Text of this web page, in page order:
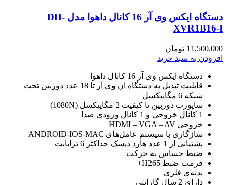
دستگاه ایکس وی آر 16 کانال داهوا مدل DH-
XVR1B16-I
11,500,000 تومان
افزودن به سبد خرید
دستگاه ایکس وی آر 16 کانال داهوا
قابلیت تبدیل به دستگاه ان وی آر تا 18 عدد دوربین تحت
شبکه 6 مگاپیکسل
ساپورت دوربین تا کیفیت 2 مگاپیکسل (1080N)
1 کانال خروجی و 1 کانال ورودی صدا
خروجی HDMI – VGA – AV
سازگاری با سیستم عامل‌های ANDROID-IOS-MAC
پشتیانی از 1 عدد هارد دیسک حداکثر 6 ترابایت
ضبط حساس به حرکت
فرمت ضبط H265+
بدنه‌ی فلزی
دارای 2 سال گارانتی